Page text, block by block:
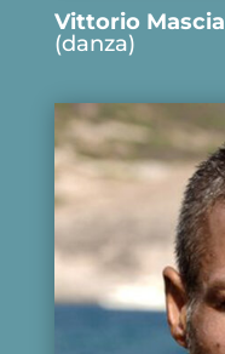
Vittorio Mascia
(danza)